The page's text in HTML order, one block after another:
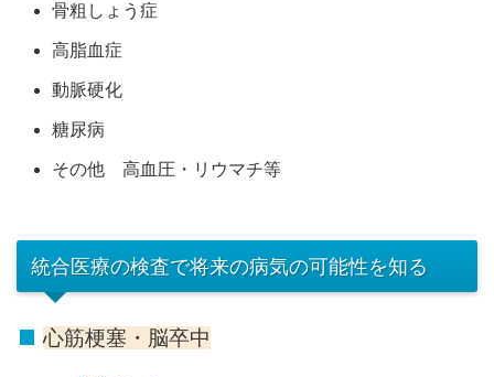
骨粗しょう症
高脂血症
動脈硬化
糖尿病
その他 高血圧・リウマチ等
統合医療の検査で将来の病気の可能性を知る
心筋梗塞・脳卒中